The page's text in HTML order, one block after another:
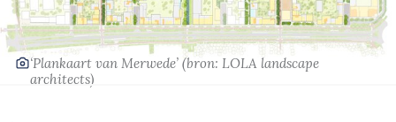
‘Plankaart van Merwede’ (bron: LOLA landscape
architects)